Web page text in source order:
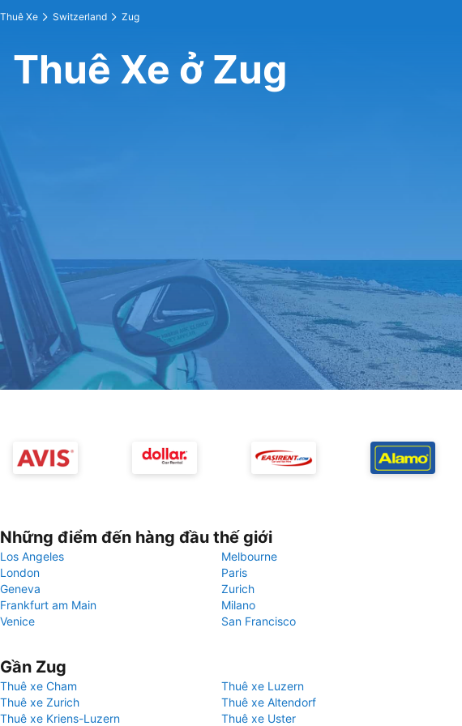
Thuê Xe Switzerland Zug
Thuê Xe ở Zug
Những điểm đến hàng đầu thế giới
Los Angeles
Melbourne
London
Paris
Geneva
Zurich
Frankfurt am Main
Milano
Venice
San Francisco
Gần Zug
Thuê xe Cham
Thuê xe Luzern
Thuê xe Zurich
Thuê xe Altendorf
Thuê xe Kriens-Luzern
Thuê xe Uster